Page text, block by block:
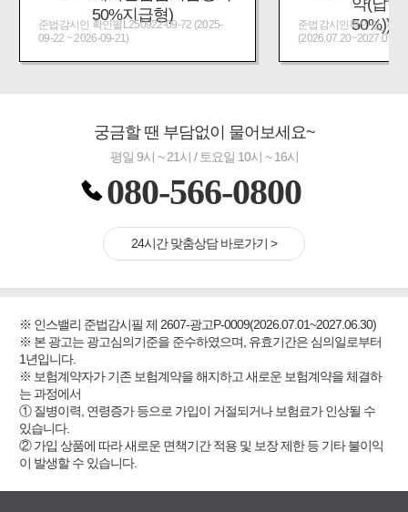
50%지급형)
준법감시인 확인필L250922-09-72 (2025-
09-22 ~ 2026-09-21)
약(납입
50%))
준법감시인확인필_제
궁금할 땐 부담없이 물어보세요~
평일 9시 ~ 21시 / 토요일 10시 ~ 16시
080-566-0800
24시간 맞춤상담 바로가기 >
※ 인스밸리 준법감시필 제 2607-광고P-0009(2026.07.01~2027.06.30)
※ 본 광고는 광고심의기준을 준수하였으며, 유효기간은 심의일로부터
1년입니다.
※ 보험계약자가 기존 보험계약을 해지하고 새로운 보험계약을 체결하
는 과정에서
① 질병이력, 연령증가 등으로 가입이 거절되거나 보험료가 인상될 수
있습니다.
② 가입 상품에 따라 새로운 면책기간 적용 및 보장 제한 등 기타 불이익
이 발생할 수 있습니다.